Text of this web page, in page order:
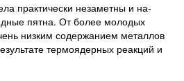
практически незаметны и на­
пятна. От более молодых
низким содержанием металлов
термоядерных реакций и